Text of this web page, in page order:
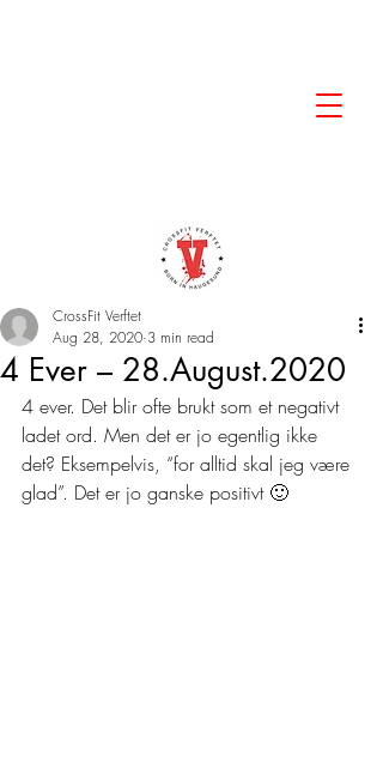
4 Ever – 28.August.2020
CrossFit Verftet
Aug 28, 2020 3 min read
4 ever. Det blir ofte brukt som et negativt
ladet ord. Men det er jo egentlig ikke
det? Eksempelvis, “for alltid skal jeg være
glad”. Det er jo ganske positivt 🙂